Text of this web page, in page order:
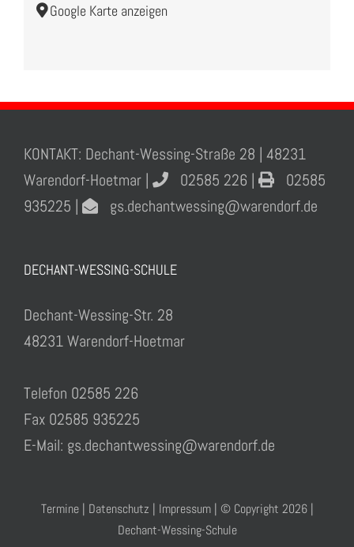
Google Karte anzeigen
KONTAKT: Dechant-Wessing-Straße 28 | 48231
Warendorf-Hoetmar |
02585 226 |
02585
935225 |
gs.dechantwessing@warendorf.de
DECHANT-WESSING-SCHULE
Dechant-Wessing-Str. 28
48231 Warendorf-Hoetmar
Telefon 02585 226
Fax 02585 935225
E-Mail: gs.dechantwessing@warendorf.de
Termine| Datenschutz | Impressum| © Copyright 2026 |
Dechant-Wessing-Schule